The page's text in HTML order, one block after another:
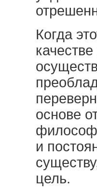
Когда
основе
и
цель.